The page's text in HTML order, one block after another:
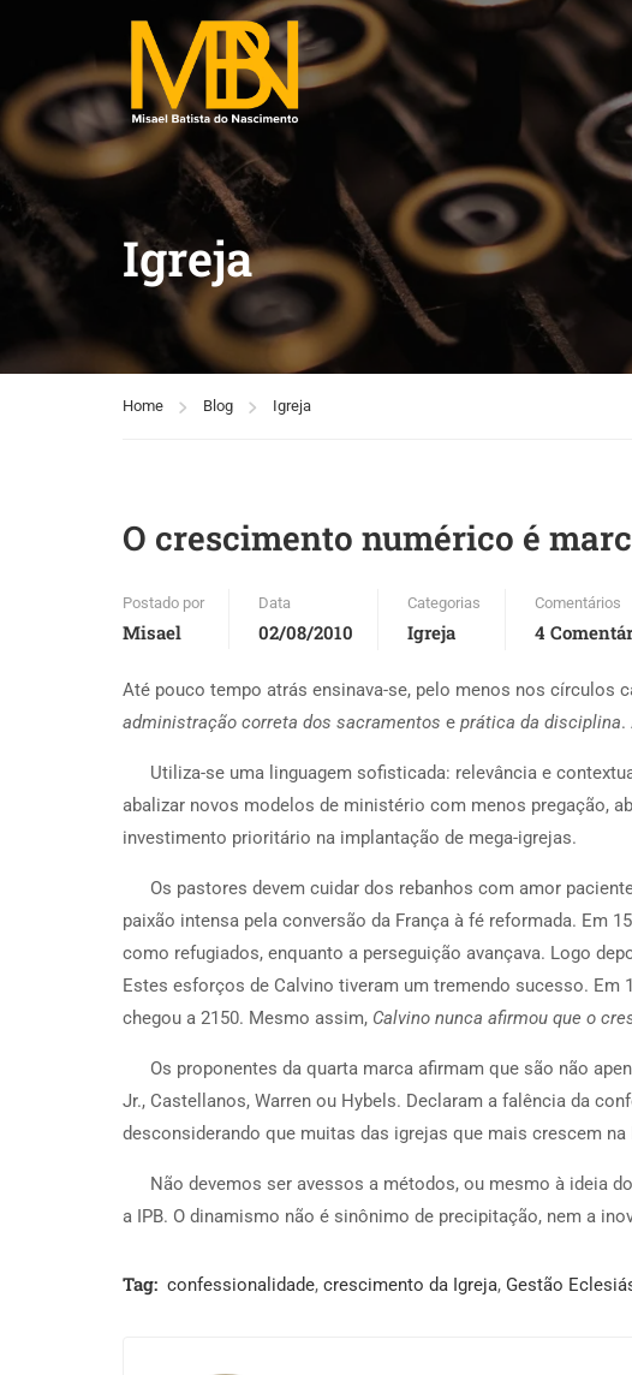
Igreja
Home Blog Igreja
O crescimento numérico é
Postado por
Misael
Data
02/08/2010
Categorias
Igreja
Comentários
4
Até pouco tempo atrás ensinava-se, pelo menos nos círculos
administração correta dos sacramentos e prática da disciplina.
Utiliza-se uma linguagem sofisticada: relevância e
abalizar novos modelos de ministério com menos pregação,
investimento prioritário na implantação de mega-igrejas.
Os pastores devem cuidar dos rebanhos com amor
paixão intensa pela conversão da França à fé reformada. Em
como refugiados, enquanto a perseguição avançava. Logo
Estes esforços de Calvino tiveram um tremendo sucesso. Em
chegou a 2150. Mesmo assim, Calvino nunca afirmou que o
Os proponentes da quarta marca afirmam que são não
Jr., Castellanos, Warren ou Hybels. Declaram a falência da
desconsiderando que muitas das igrejas que mais crescem
Não devemos ser avessos a métodos, ou mesmo à ideia
a IPB. O dinamismo não é sinônimo de precipitação, nem a
Tag: confessionalidade, crescimento da Igreja, Gestão